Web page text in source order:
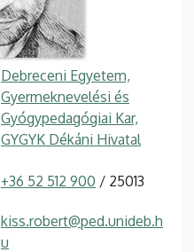
Debreceni Egyetem,
Gyermeknevelési és
Gyógypedagógiai Kar,
GYGYK Dékáni Hivatal
+36 52 512 900 / 25013
kiss.robert@ped.unideb.h
u